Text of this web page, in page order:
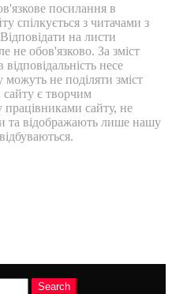
посилання в
спілкується з читачами з
на листи
не обов'язково. За зміст
несе
не поділяти зміст
сайту є творчим
працівниками сайту, не
та відображають лише нашу
Search